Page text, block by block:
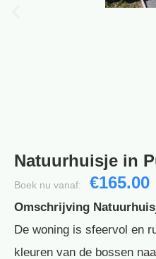
Natuurhuisje in
Boek nu vanaf: €165.00
Omschrijving
De woning is sfeervol en
kleuren van de bossen